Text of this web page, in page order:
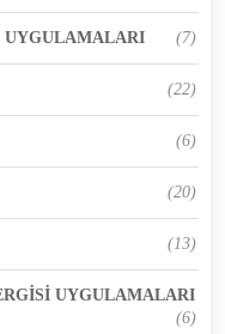
UYGULAMALARI (7)
(22)
(6)
(20)
(13)
UYGULAMALARI
(6)